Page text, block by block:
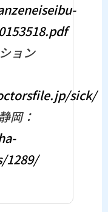
ョン
sick/
岡：
1289/